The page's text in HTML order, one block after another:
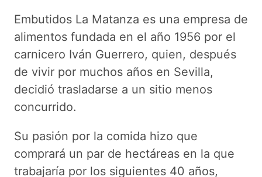
Embutidos La Matanza es una empresa de
alimentos fundada en el año 1956 por el
carnicero Iván Guerrero, quien, después
de vivir por muchos años en Sevilla,
decidió trasladarse a un sitio menos
concurrido.
Su pasión por la comida hizo que
comprará un par de hectáreas en la que
trabajaría por los siguientes 40 años,